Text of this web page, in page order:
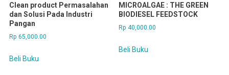
Clean product Permasalahan
dan Solusi Pada Industri
Pangan
Rp 65,000.00
Beli Buku
MICROALGAE : THE GREEN
BIODIESEL FEEDSTOCK
Rp 40,000.00
Beli Buku